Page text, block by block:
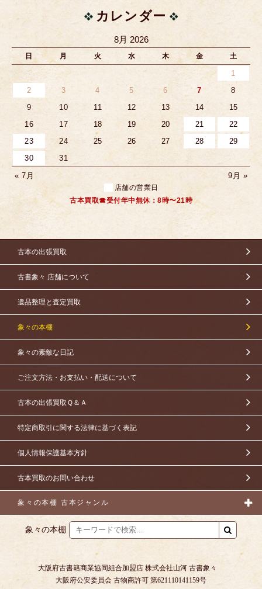
カレンダー
8月 2026
日 月 火 水 木 金 土
1
2
3 4 5 6 7
8
9
10 11 12 13 14
15
16
17 18 19 20 21
22
23
24 25 26 27 28
29
30
31
« 7月
9月 »
店舗の営業日
古本買取☎受付年中無休：8時〜21時
古本の出張買取
古書象々 店舗について
遺品整理と査定買取
象々の本棚
象々の素敵な日記
ご注文方法・お支払い・配送について
古本の出張買取Ｑ＆Ａ
特定商取引に関する法律に基づく表記
個人情報保護基本方針
古本買取のお問い合わせ
象々の本棚 古本ジャンル
象々の本棚
大阪府古書籍商業協同組合加盟店 株式会社山河 古書象々
大阪府公安委員会 古物商許可 第621110141159号